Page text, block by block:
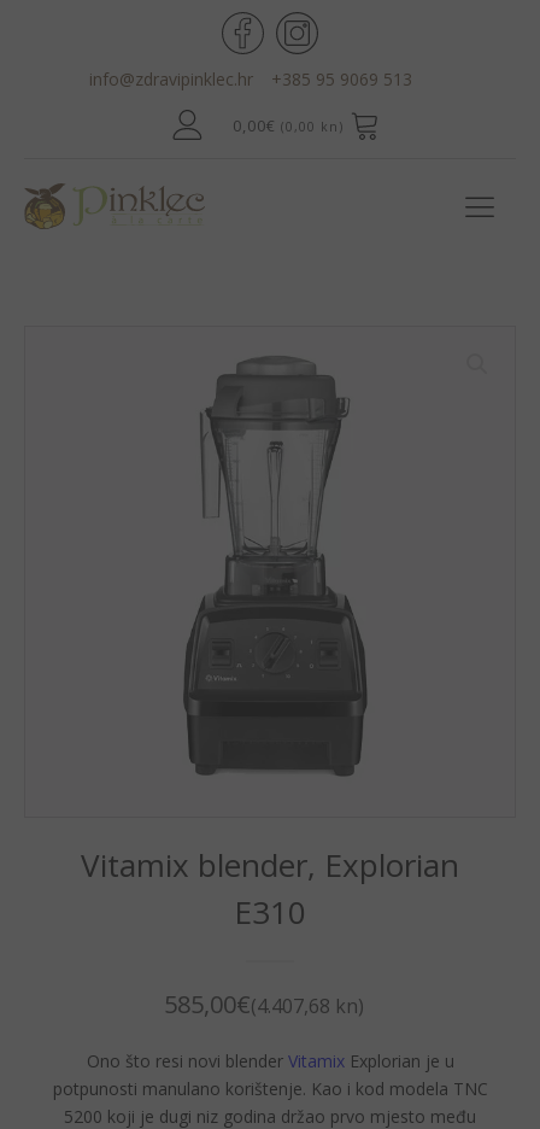
info@zdravipinklec.hr +385 95 9069 513
0,00€ (0,00 kn)
Vitamix blender, Explorian
E310
585,00€(4.407,68 kn)
Ono što resi novi blenderVitamixExplorian je u
potpunosti manulano korištenje. Kao i kod modela TNC
5200 koji je dugi niz godina držao prvo mjesto među